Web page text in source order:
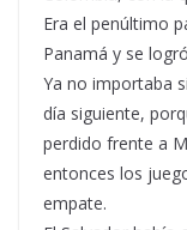
Era el penúltimo
Panamá y se
Ya no importaba
día siguiente,
perdido frente a
entonces los
empate.